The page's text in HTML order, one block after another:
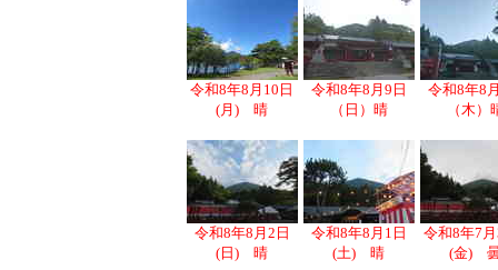
令和8年8月10日
(月) 晴
令和8年8月9日
（日）晴
令和8年8
（木）
令和8年8月2日
(日) 晴
令和8年8月1日
(土) 晴
令和8年7
(金)